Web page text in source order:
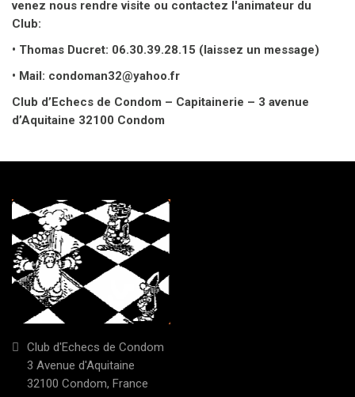
Club d’Echecs de Condom – Capitainerie – 3 avenue
Club d'Echecs de Condom
3 Avenue d'Aquitaine
32100 Condom, France
Téléphone : 0628280061
Propulsé par